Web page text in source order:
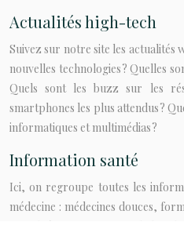
Actualités high-tech
Suivez sur notre site les actualités
nouvelles technologies ? Quelles
Quels sont les buzz sur les
smartphones les plus attendus ?
informatiques et multimédias ?
Information santé
Ici, on regroupe toutes les
médecine : médecines douces,
sexualité, traitements, maladies,